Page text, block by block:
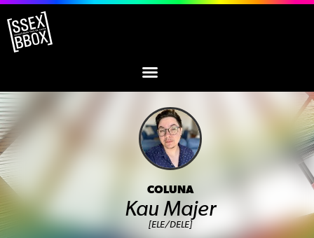
COLUNA
Kau Majer
[ELE/DELE]